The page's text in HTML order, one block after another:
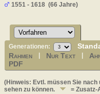
1551 - 1618 (66 Jahre)
Generationen:
Rahmen Nur Text
PDF
(Hinweis: Evtl. müssen Sie
sehen zu können.
= Zusatz-